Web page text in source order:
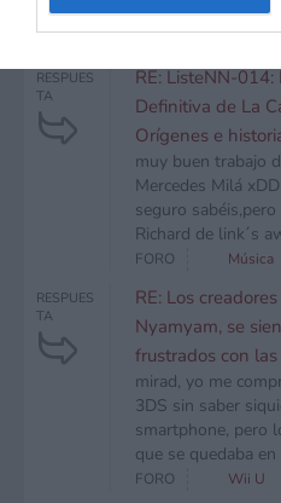
BUAAAAAAH!
FORO Foro
RESPUES
TA
RE: ListeNN-014:
Definitiva de La
Orígenes e
muy buen trabajo
Mercedes Milá
seguro
Richard de link´s
FORO Música
RESPUES
TA
RE: Los
Nyamyam, se
frustrados con
mirad, yo me
3DS sin saber
smartphone, pero
que se quedaba en
FORO Wii U